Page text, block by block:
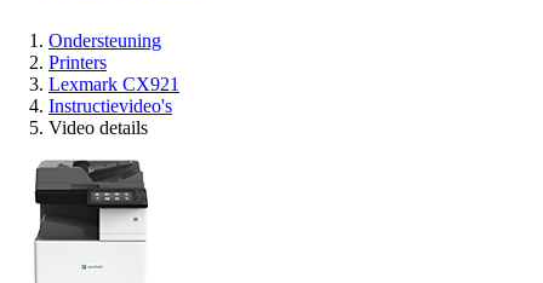
Ondersteuning
Printers
Lexmark CX921
Instructievideo's
Video details